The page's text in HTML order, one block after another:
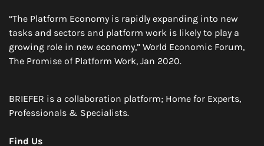
“The Platform Economy is rapidly expanding into new
tasks and sectors and platform work is likely to play a
growing role in new economy,” World Economic Forum,
The Promise of Platform Work, Jan 2020.
BRIEFER is a collaboration platform; Home for Experts,
Professionals & Specialists.
Find Us